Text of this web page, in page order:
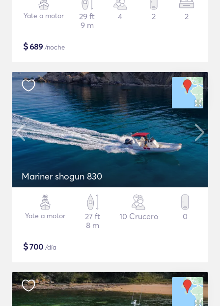
Yate a motor
29 ft
9 m
4 2 2
$689 /noche
Mariner shogun 830
Yate a motor
27 ft
8 m
10 Crucero 0
$700 /día